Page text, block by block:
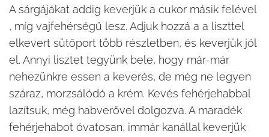
A sárgájákat addig keverjük a cukor másik felével
, míg vajfehérségű lesz. Adjuk hozzá a a liszttel
elkevert sütőport több részletben, és keverjük jól
el. Annyi lisztet tegyünk bele, hogy már-már
nehezünkre essen a keverés, de még ne legyen
száraz, morzsálódó a krém. Kevés fehérjehabbal
lazítsuk, még habverővel dolgozva. A maradék
fehérjehabot óvatosan, immár kanállal keverjük